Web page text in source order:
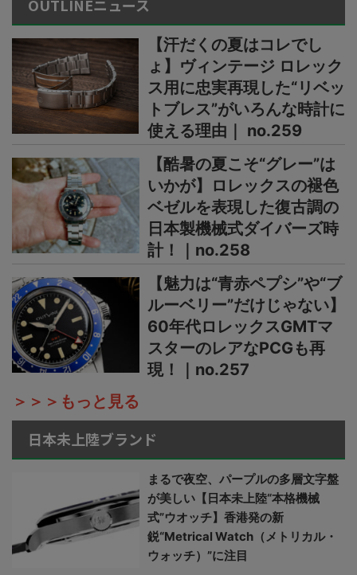
OUTLINEニュース
【汗だくの夏はコレでし
ょ】ヴィンテージ ロレック
ス用に忠実再現した“リベッ
トブレス”がいろんな時計に
使える理由｜ no.259
【酷暑の夏こそ“グレー”は
いかが】ロレックスの褪色
ベゼルを表現した復古調の
日本製機械式ダイバーズ時
計！｜no.258
【魅力は“青赤ペプシ”や“ブ
ルーベリー”だけじゃない】
60年代ロレックスGMTマ
スターのレアなPCGも再
現！｜no.257
＞＞＞もっと見る
日本未上陸ブランド
まるで夜空、パープルの多層文字盤
が美しい【日本未上陸“本格機械
式”ウオッチ】香港発の新
鋭“Metrical Watch（メトリカル・
ウォッチ）”に注目